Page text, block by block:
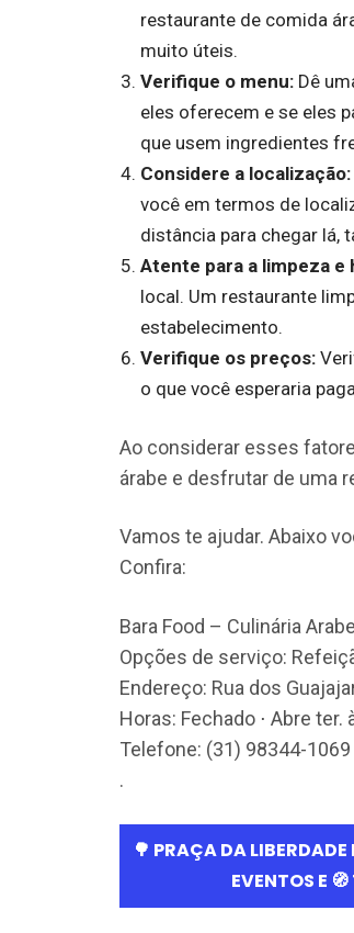
restaurante de comida
muito úteis.
Verifique o menu:Dê
eles oferecem e se eles
que usem ingredientes
Considere a localização:
você em termos de
distância para chegar lá,
Atente para a limpeza e
local. Um restaurante
estabelecimento.
Verifique os preços:
o que você esperaria
Ao considerar esses
árabe e desfrutar de uma
Vamos te ajudar. Abaixo
Confira:
Bara Food – Culinária Arabe
Opções de serviço:
Endereço: Rua dos
Horas: Fechado ⋅ Abre ter.
Telefone: (31) 98344-1069
.